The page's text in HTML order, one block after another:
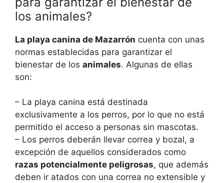
los animales?
La playa canina de Mazarrón cuenta con unas
normas establecidas para garantizar el
bienestar de los animales. Algunas de ellas
son:
– La playa canina está destinada
exclusivamente a los perros, por lo que no está
permitido el acceso a personas sin mascotas.
– Los perros deberán llevar correa y bozal, a
excepción de aquellos considerados como
razas potencialmente peligrosas, que además
deben ir atados con una correa no extensible y